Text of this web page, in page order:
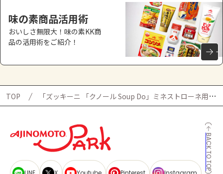
味の素商品活用術
おいしさ無限大！味の素KK商
品の活用術をご紹介！
TOP 「ズッキーニ 「クノール Soup Do」ミネストローネ用」検索結果ページ
BACK TO TOP